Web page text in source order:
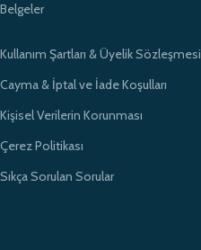
Belgeler
Kullanım Şartları & Üyelik Sözleşmesi
Cayma & İptal ve İade Koşulları
Kişisel Verilerin Korunması
Çerez Politikası
Sıkça Sorulan Sorular